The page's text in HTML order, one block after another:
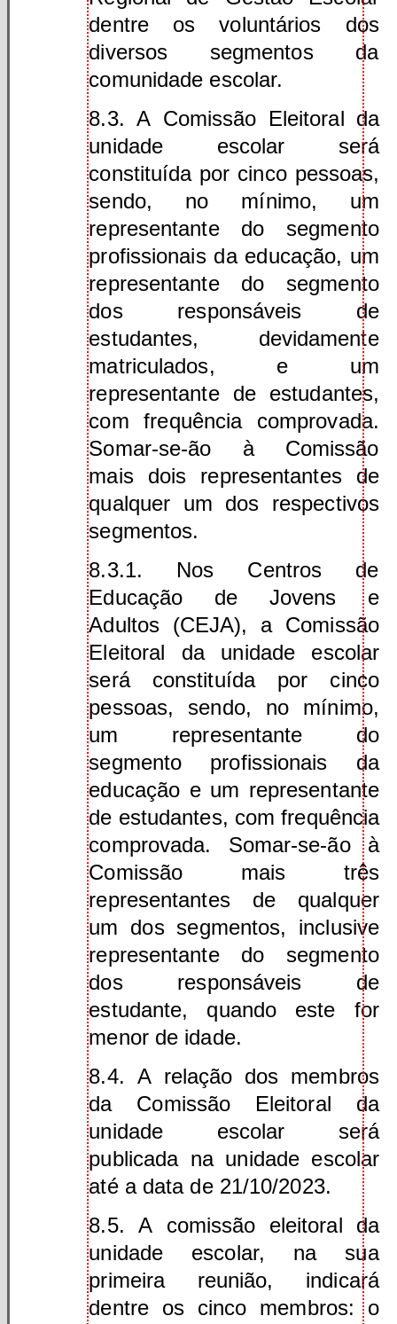
dentre os voluntários dos
diversos segmentos da
comunidade escolar.
8.3. A Comissão Eleitoral da
unidade escolar será
constituída por cinco pessoas,
sendo, no mínimo, um
representante do segmento
profissionais da educação, um
representante do segmento
dos responsáveis de
estudantes, devidamente
matriculados, e um
representante de estudantes,
com frequência comprovada.
Somar-se-ão à Comissão
mais dois representantes de
qualquer um dos respectivos
segmentos.
8.3.1. Nos Centros de
Educação de Jovens e
Adultos (CEJA), a Comissão
Eleitoral da unidade escolar
será constituída por cinco
pessoas, sendo, no mínimo,
um representante do
segmento profissionais da
educação e um representante
de estudantes, com frequência
comprovada. Somar-se-ão à
Comissão mais três
representantes de qualquer
um dos segmentos, inclusive
representante do segmento
dos responsáveis de
estudante, quando este for
menor de idade.
8.4. A relação dos membros
da Comissão Eleitoral da
unidade escolar será
publicada na unidade escolar
até a data de 21/10/2023.
8.5. A comissão eleitoral da
unidade escolar, na sua
primeira reunião, indicará
dentre os cinco membros: o